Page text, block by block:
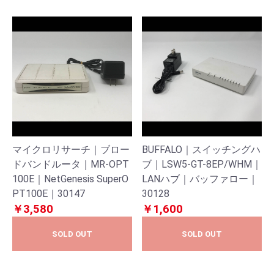
マイクロリサーチ｜ブロー
ドバンドルータ｜MR-OPT
100E｜NetGenesis SuperO
PT100E｜30147
￥3,580
SOLD OUT
BUFFALO｜スイッチングハ
ブ｜LSW5-GT-8EP/WHM｜
LANハブ｜バッファロー｜
30128
￥1,600
SOLD OUT